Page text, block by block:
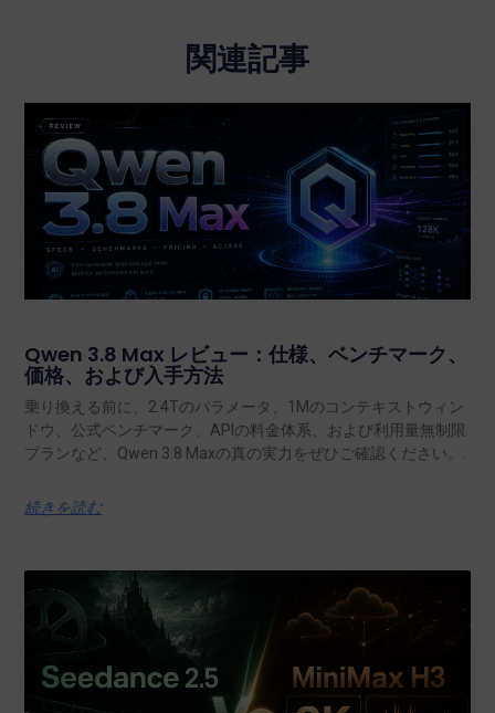
関連記事
Qwen 3.8 Max レビュー：仕様、ベンチマーク、
価格、および入手方法
乗り換える前に、2.4Tのパラメータ、1Mのコンテキストウィン
ドウ、公式ベンチマーク、APIの料金体系、および利用量無制限
プランなど、Qwen 3.8 Maxの真の実力をぜひご確認ください。.
続きを読む